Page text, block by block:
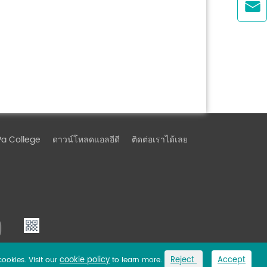
College ดาวน์โหลดแอลอีดี ติดต่อเราได้เลย

Visit our cookie policy to learn more. Reject Accept